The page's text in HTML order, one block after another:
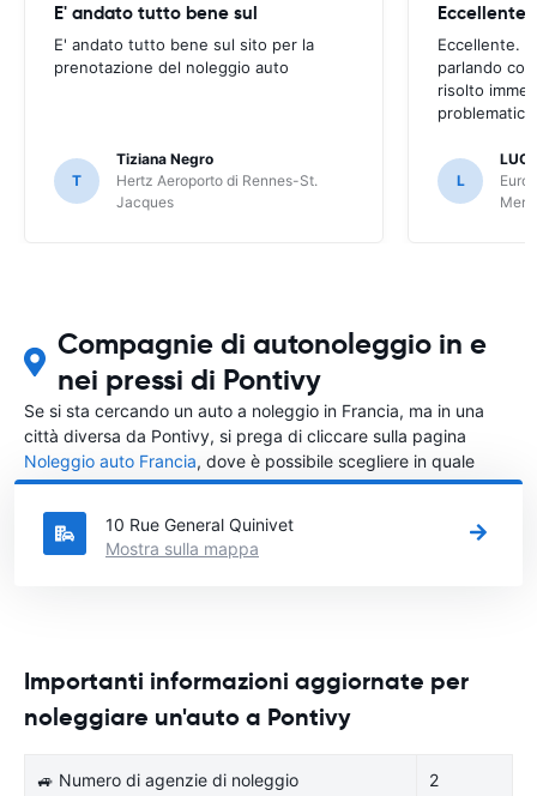
E' andato tutto bene sul
E' andato tutto bene sul sito per la
prenotazione del noleggio auto
T
Tiziana Negro
Hertz Aeroporto di Rennes-St.
Jacques
Eccellente.
parlando
risolto
L
Compagnie di autonoleggio in e
nei pressi di Pontivy
Se si sta cercando un auto a noleggio in Francia, ma in una
città diversa da Pontivy, si prega di cliccare sulla pagina
Noleggio auto Francia, dove è possibile scegliere in quale
città in Francia si vuole noleggiare l'auto.
10 Rue General Quinivet
Mostra sulla mappa
Importanti informazioni aggiornate per
noleggiare un'auto a Pontivy
🚙 Numero di agenzie di noleggio 2